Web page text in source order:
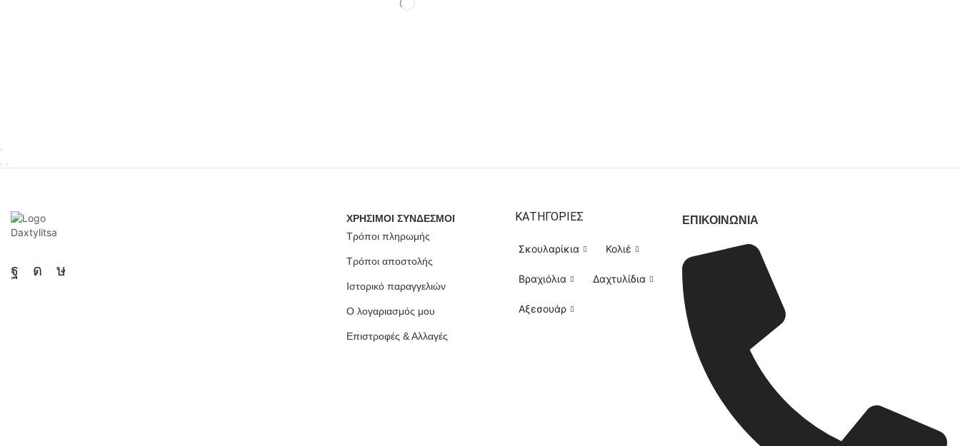
ΧΡΗΣΙΜΟΙ ΣΥΝΔΕΣΜΟΙ
Τρόποι πληρωμής
Τρόποι αποστολής
Ιστορικό παραγγελιών
Ο λογαριασμός μου
Eπιστροφές & Αλλαγές
ΚΑΤΗΓΟΡΙΕΣ
Σκουλαρίκια Κολιέ
Βραχιόλια Δαχτυλίδια
Αξεσουάρ
ΕΠΙΚΟΙΝΩΝΙΑ